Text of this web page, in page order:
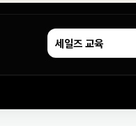
세일즈 교육